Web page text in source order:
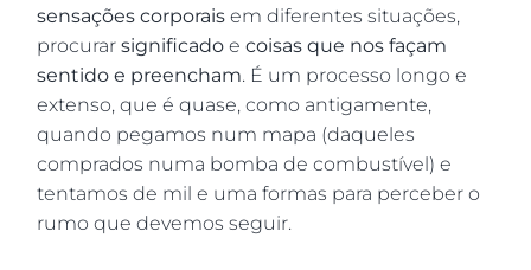
sensações corporais em diferentes situações,
procurarsignificado ecoisas que nos façam
sentido e preencham. É um processo longo e
extenso, que é quase, como antigamente,
quando pegamos num mapa (daqueles
comprados numa bomba de combustível) e
tentamos de mil e uma formas para perceber o
rumo que devemos seguir.